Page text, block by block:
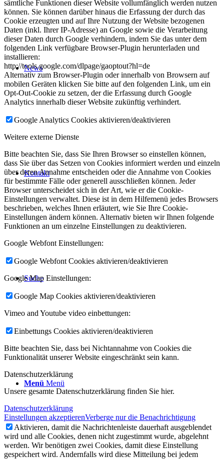
News
Kontakt
Suche
Menü Menü
sämtliche Funktionen dieser Website vollumfänglich werden nutzen
können. Sie können darüber hinaus die Erfassung der durch das
Cookie erzeugten und auf Ihre Nutzung der Website bezogenen
Daten (inkl. Ihrer IP-Adresse) an Google sowie die Verarbeitung
dieser Daten durch Google verhindern, indem Sie das unter dem
folgenden Link verfügbare Browser-Plugin herunterladen und
installieren:
http://tools.google.com/dlpage/gaoptout?hl=de
Alternativ zum Browser-Plugin oder innerhalb von Browsern auf
mobilen Geräten klicken Sie bitte auf den folgenden Link, um ein
Opt-Out-Cookie zu setzen, der die Erfassung durch Google
Analytics innerhalb dieser Website zukünftig verhindert.
Google Analytics Cookies aktivieren/deaktivieren
Weitere externe Dienste
Bitte beachten Sie, dass Sie Ihren Browser so einstellen können,
dass Sie über das Setzen von Cookies informiert werden und einzeln
über deren Annahme entscheiden oder die Annahme von Cookies
für bestimmte Fälle oder generell ausschließen können. Jeder
Browser unterscheidet sich in der Art, wie er die Cookie-
Einstellungen verwaltet. Diese ist in dem Hilfemenü jedes Browsers
beschrieben, welches Ihnen erläutert, wie Sie Ihre Cookie-
Einstellungen ändern können. Alternativ bieten wir Ihnen folgende
Funktionen an um einzelne Einstellungen zu deaktivieren.
Google Webfont Einstellungen:
Google Webfont Cookies aktivieren/deaktivieren
Google Map Einstellungen:
Google Map Cookies aktivieren/deaktivieren
Vimeo and Youtube video einbettungen:
Einbettungs Cookies aktivieren/deaktivieren
Bitte beachten Sie, dass bei Nichtannahme von Cookies die
Funktionalität unserer Website eingeschränkt sein kann.
Datenschutzerklärung
Unsere gesamte Datenschutzerklärung finden Sie hier.
Datenschutzerklärung
Einstellungen akzeptierenVerberge nur die Benachrichtigung
Aktivieren, damit die Nachrichtenleiste dauerhaft ausgeblendet
wird und alle Cookies, denen nicht zugestimmt wurde, abgelehnt
werden. Wir benötigen zwei Cookies, damit diese Einstellung
gespeichert wird. Andernfalls wird diese Mitteilung bei jedem